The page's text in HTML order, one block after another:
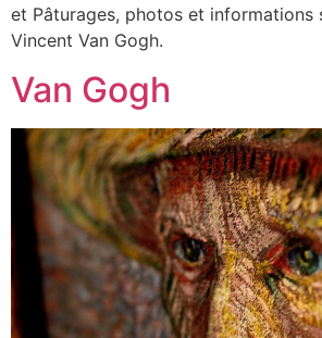
et Pâturages, photos et informations
Vincent Van Gogh.
Van Gogh